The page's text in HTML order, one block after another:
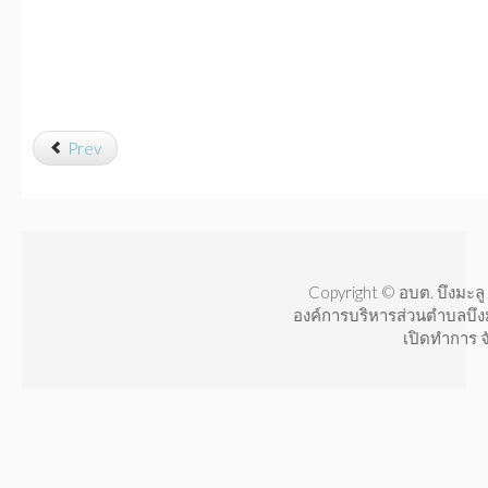
Prev
Copyright © อบต. บึงมะ
องค์การบริหารส่วนตำบลบึ